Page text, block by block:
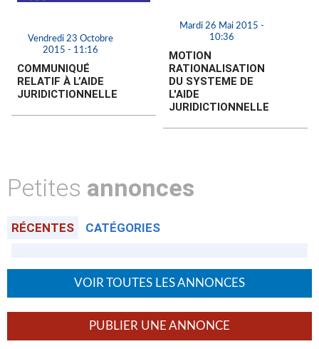
Vendredi 23 Octobre
2015 - 11:16
COMMUNIQUÉ
RELATIF À L’AIDE
JURIDICTIONNELLE
Mardi 26 Mai 2015 -
10:36
MOTION
RATIONALISATION
DU SYSTEME DE
L'AIDE
JURIDICTIONNELLE
Petites annonces
RÉCENTES CATÉGORIES
VOIR TOUTES LES ANNONCES
PUBLIER UNE ANNONCE